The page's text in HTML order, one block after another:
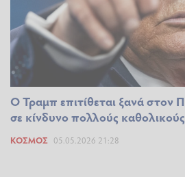
Ο Τραμπ επιτίθεται ξανά στον
σε κίνδυνο πολλούς
ΚΌΣΜΟΣ 05.05.2026 21:28